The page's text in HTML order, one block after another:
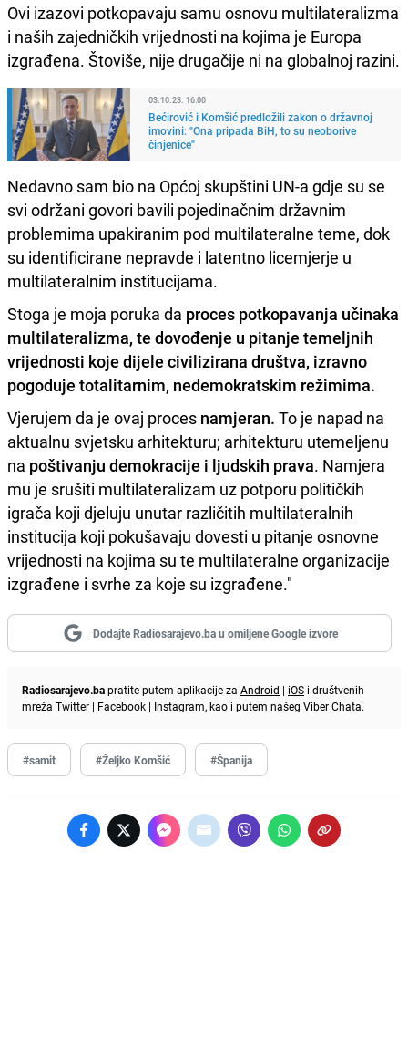
Ovi izazovi potkopavaju samu osnovu multilateralizma
i naših zajedničkih vrijednosti na kojima je Europa
izgrađena. Štoviše, nije drugačije ni na globalnoj razini.
03.10.23. 16:00
Bećirović i Komšić predložili zakon o državnoj
imovini: "Ona pripada BiH, to su neoborive
činjenice"
Nedavno sam bio na Općoj skupštini UN-a gdje su se
svi održani govori bavili pojedinačnim državnim
problemima upakiranim pod multilateralne teme, dok
su identificirane nepravde i latentno licemjerje u
multilateralnim institucijama.
Stoga je moja poruka da proces potkopavanja učinaka
multilateralizma, te dovođenje u pitanje temeljnih
vrijednosti koje dijele civilizirana društva, izravno
pogoduje totalitarnim, nedemokratskim režimima.
Vjerujem da je ovaj proces namjeran. To je napad na
aktualnu svjetsku arhitekturu; arhitekturu utemeljenu
na poštivanju demokracije i ljudskih prava. Namjera
mu je srušiti multilateralizam uz potporu političkih
igrača koji djeluju unutar različitih multilateralnih
institucija koji pokušavaju dovesti u pitanje osnovne
vrijednosti na kojima su te multilateralne organizacije
izgrađene i svrhe za koje su izgrađene."
Dodajte Radiosarajevo.ba u omiljene Google izvore
Radiosarajevo.bapratite putem aplikacije za Android | iOS i društvenih
mreža Twitter | Facebook | Instagram, kao i putem našeg ViberChata.
#samit #Željko Komšić #Španija